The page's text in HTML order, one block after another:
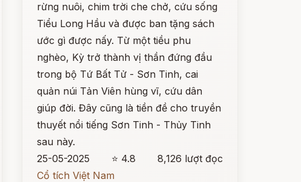
rừng nuôi, chim trời che chở, cứu sống
Tiểu Long Hầu và được ban tặng sách
ước gì được nấy. Từ một tiều phu
nghèo, Kỳ trở thành vị thần đứng đầu
trong bộ Tứ Bất Tử - Sơn Tinh, cai
quản núi Tản Viên hùng vĩ, cứu dân
giúp đời. Đây cũng là tiền đề cho truyền
thuyết nổi tiếng Sơn Tinh - Thủy Tinh
sau này.
25-05-2025
⭐ 4.8
8,126 lượt đọc
Cổ tích Việt Nam